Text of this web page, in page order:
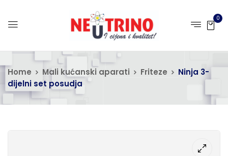
0
Home Mali kućanski aparati Friteze
Ninja 3-
dijelni set posudja